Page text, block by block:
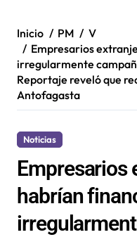
Inicio PM
V
Empresarios
irregularmente
Reportaje reveló que
Antofagasta
Noticias
Empresarios
habrían